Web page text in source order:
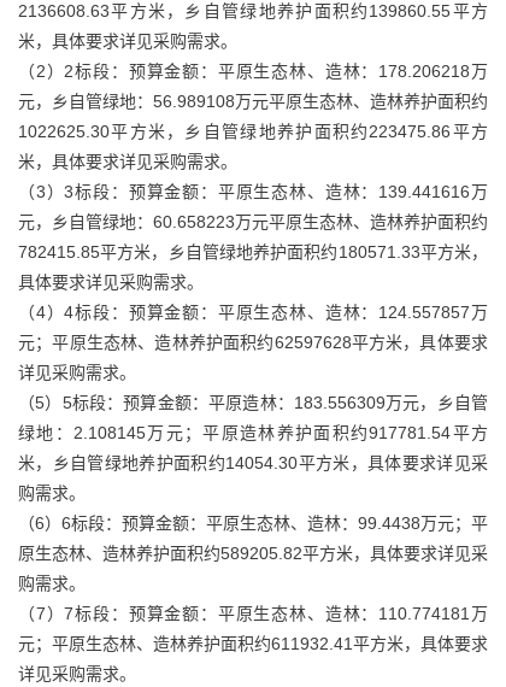
2136608.63平方米，乡自管绿地养护面积约139860.55平方
米，具体要求详见采购需求。
（2）2标段：预算金额：平原生态林、造林：178.206218万
元，乡自管绿地：56.989108万元平原生态林、造林养护面积约
1022625.30平方米，乡自管绿地养护面积约223475.86平方
米，具体要求详见采购需求。
（3）3标段：预算金额：平原生态林、造林：139.441616万
元，乡自管绿地：60.658223万元平原生态林、造林养护面积约
782415.85平方米，乡自管绿地养护面积约180571.33平方米，
具体要求详见采购需求。
（4）4标段：预算金额：平原生态林、造林：124.557857万
元；平原生态林、造林养护面积约62597628平方米，具体要求
详见采购需求。
（5）5标段：预算金额：平原造林：183.556309万元，乡自管
绿地：2.108145万元；平原造林养护面积约917781.54平方
米，乡自管绿地养护面积约14054.30平方米，具体要求详见采
购需求。
（6）6标段：预算金额：平原生态林、造林：99.4438万元；平
原生态林、造林养护面积约589205.82平方米，具体要求详见采
购需求。
（7）7标段：预算金额：平原生态林、造林：110.774181万
元；平原生态林、造林养护面积约611932.41平方米，具体要求
详见采购需求。